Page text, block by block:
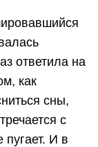
ответила на
как
сны,
с
И в